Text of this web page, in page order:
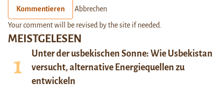
MEISTGELESEN
Unter der usbekischen Sonne: Wie Usbekistan
versucht, alternative Energiequellen zu
entwickeln
Kommentieren Abbrechen
Your comment will be revised by the site if needed.